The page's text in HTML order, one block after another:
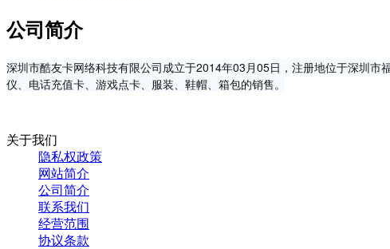
公司简介
深圳市酷友卡网络科技有限公司成立于2014年03月05日，注册地位于深圳
仪、电话充值卡、游戏点卡、服装、鞋帽、箱包的销售。
关于我们
隐私权政策
网站简介
公司简介
联系我们
经营范围
协议条款